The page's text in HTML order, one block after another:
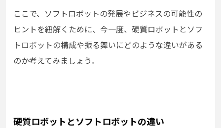
ここで、ソフトロボットの発展やビジネスの可能性の
ヒントを紐解くために、今一度、硬質ロボットとソフ
トロボットの構成や振る舞いにどのような違いがある
のか考えてみましょう。
硬質ロボットとソフトロボットの違い